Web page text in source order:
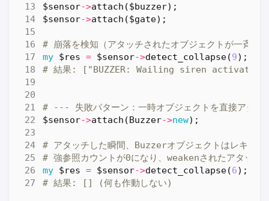
$sensor->attach ($buzzer);
$sensor->attach ($gate);
# 崩落を検知（アタッチされたオブジェクトが一斉連
my $res = $sensor->detect_collapse(9);
# 結果: ["BUZZER: Wailing siren
# --- 失敗パターン：一時オブジェクトを直接アタ
$sensor->attach (Buzzer->new);
# アタッチした瞬間、Buzzerオブジェクトはレキシカ
# 強参照カウントが0になり、weakenされたアタッチ
my $res = $sensor->detect_collapse(6);
# 結果: [] (何も作動しない)